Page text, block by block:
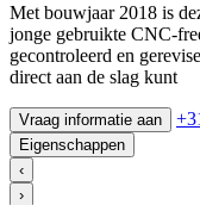
Met bouwjaar 2018 is
jonge gebruikte CNC-
gecontroleerd en
direct aan de slag kunt
Vraag informatie aan
Eigenschappen
‹
›